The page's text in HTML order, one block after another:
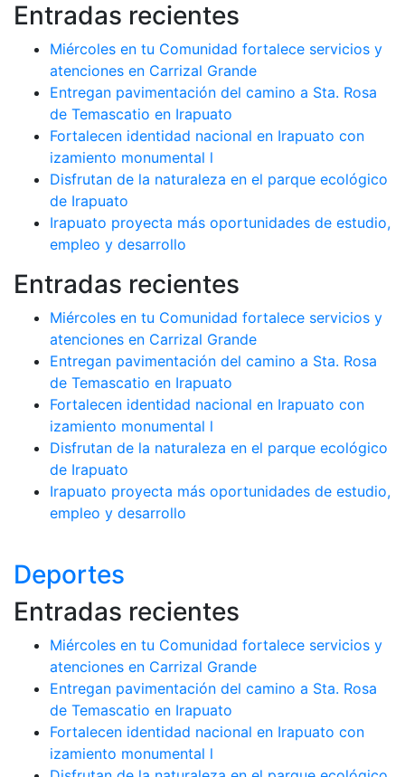
Entradas recientes
Miércoles en tu Comunidad fortalece servicios y
atenciones en Carrizal Grande
Entregan pavimentación del camino a Sta. Rosa
de Temascatio en Irapuato
Fortalecen identidad nacional en Irapuato con
izamiento monumental l
Disfrutan de la naturaleza en el parque ecológico
de Irapuato
Irapuato proyecta más oportunidades de estudio,
empleo y desarrollo
Entradas recientes
Miércoles en tu Comunidad fortalece servicios y
atenciones en Carrizal Grande
Entregan pavimentación del camino a Sta. Rosa
de Temascatio en Irapuato
Fortalecen identidad nacional en Irapuato con
izamiento monumental l
Disfrutan de la naturaleza en el parque ecológico
de Irapuato
Irapuato proyecta más oportunidades de estudio,
empleo y desarrollo
Deportes
Entradas recientes
Miércoles en tu Comunidad fortalece servicios y
atenciones en Carrizal Grande
Entregan pavimentación del camino a Sta. Rosa
de Temascatio en Irapuato
Fortalecen identidad nacional en Irapuato con
izamiento monumental l